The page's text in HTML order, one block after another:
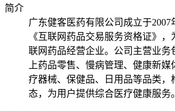
简介
广东健客医药有限公司成立于2007
《互联网药品交易服务资格证》
联网药品经营企业。公司主营业务
上药品零售、慢病管理、健康新
疗器械、保健品、日用品等品类，
态，为用户提供综合医疗健康服务。